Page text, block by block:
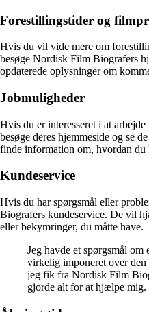
Forestillingstider og
Hvis du vil vide mere om
besøge Nordisk Film Biografers
opdaterede oplysninger om
Jobmuligheder
Hvis du er interesseret i at
besøge deres hjemmeside og se
finde information om, hvordan du
Kundeservice
Hvis du har spørgsmål eller
Biografers kundeservice. De vil
eller bekymringer, du måtte have.
Jeg havde et spørgsmål
virkelig imponeret over
jeg fik fra Nordisk Film
gjorde alt for at hjælpe mig.